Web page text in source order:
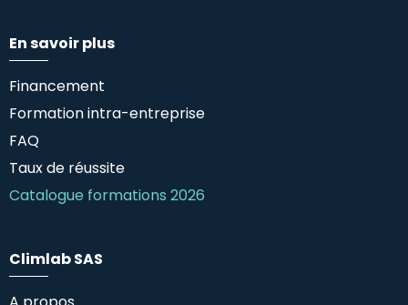
En savoir plus
Financement
Formation intra-entreprise
FAQ
Taux de réussite
Catalogue formations 2026
Climlab SAS